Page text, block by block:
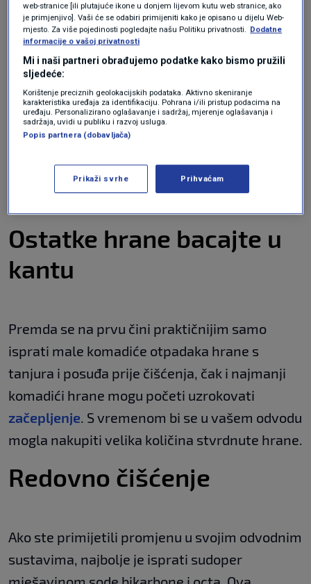
Koristite cjedilo ili filter
za svoj kuhinjski sudoper
Većina kuhinjskih sudopera opremljena je
cjedilom ili filterom kako bi se spriječilo
cjevovod, ali ugradnja većeg filtera izvrsna je
Ostatke hrane bacajte u
kantu
Premda se na prvu čini praktičnijim samo
isprati male komadiće otpadaka hrane s
tanjura i posuđa prije čišćenja, čak i najmanji
komadići hrane mogu početi uzrokovati
začepljenje. S vremenom bi se u vašem odvodu
mogla nakupiti velika količina stvrdnute hrane.
Redovno čišćenje
Ako ste primijetili promjenu u svojim odvodnim
sustavima, najbolje je isprati sudoper
web-stranice [ili plutajuće ikone u donjem lijevom kutu web stranice, ako
je primjenjivo]. Vaši će se odabiri primijeniti kako je opisano u dijelu Web-
mjesto. Za više pojedinosti pogledajte našu Politiku privatnosti. Dodatne
informacije o vašoj privatnosti
Mi i naši partneri obrađujemo podatke kako bismo pružili
sljedeće:
Korištenje preciznih geolokacijskih podataka. Aktivno skeniranje
karakteristika uređaja za identifikaciju. Pohrana i/ili pristup podacima na
uređaju. Personalizirano oglašavanje i sadržaj, mjerenje oglašavanja i
sadržaja, uvidi u publiku i razvoj usluga.
Popis partnera (dobavljača)
Prikaži svrhe Prihvaćam